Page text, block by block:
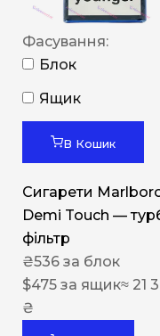
Фасування:
Блок
Ящик
В Кошик
Сигарети
Demi Touch —
фільтр
₴536 за блок
$475 за ящик≈ 21
₴